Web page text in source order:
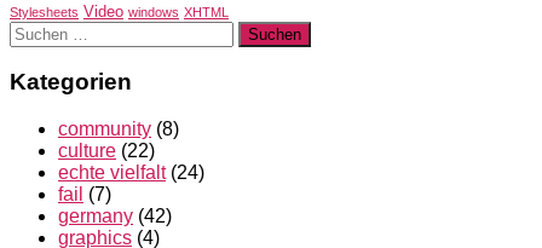
Stylesheets Video windows XHTML
Suchen
nach:
Kategorien
community (8)
culture (22)
echte vielfalt(24)
fail (7)
germany (42)
graphics (4)